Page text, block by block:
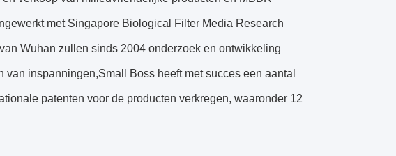
met Singapore Biological Filter Media Research
Wuhan zullen sinds 2004 onderzoek en ontwikkeling
inspanningen,Small Boss heeft met succes een aantal
patenten voor de producten verkregen, waaronder 12